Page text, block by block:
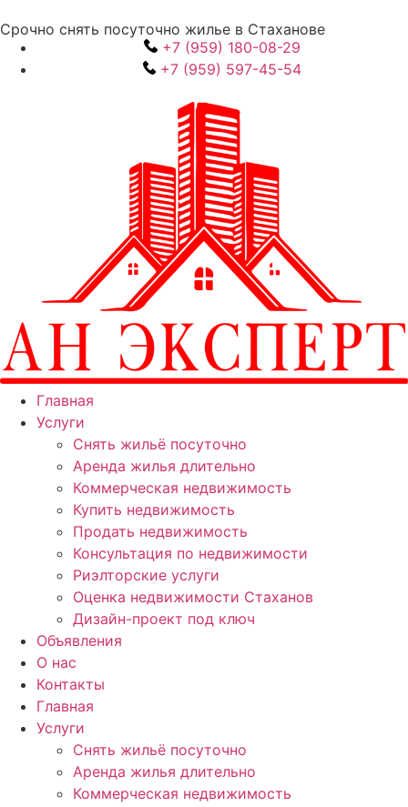
Срочно снять посуточно жилье в Стаханове
+7 (959) 180-08-29
+7 (959) 597-45-54
Главная
Услуги
Снять жильё посуточно
Аренда жилья длительно
Коммерческая недвижимость
Купить недвижимость
Продать недвижимость
Консультация по недвижимости
Риэлторские услуги
Оценка недвижимости Стаханов
Дизайн-проект под ключ
Объявления
О нас
Контакты
Главная
Услуги
Снять жильё посуточно
Аренда жилья длительно
Коммерческая недвижимость